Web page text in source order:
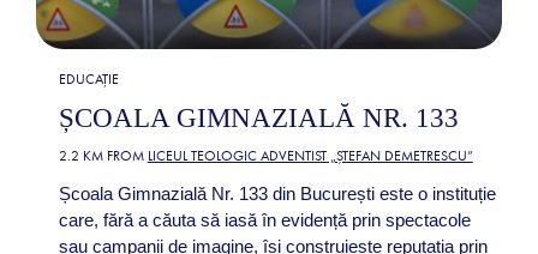
EDUCAȚIE
ȘCOALA GIMNAZIALĂ NR. 133
2.2 KM FROM LICEUL TEOLOGIC ADVENTIST „ȘTEFAN DEMETRESCU”
Școala Gimnazială Nr. 133 din București este o instituție
care, fără a căuta să iasă în evidență prin spectacole
sau campanii de imagine, își construiește reputația prin